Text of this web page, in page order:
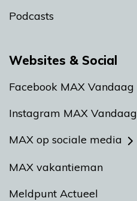
Podcasts
Websites & Social
Facebook MAX Vandaag
Instagram MAX Vandaag
MAX op sociale media
MAX vakantieman
Meldpunt Actueel